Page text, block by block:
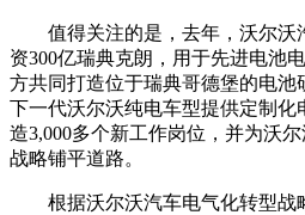
值得关注的是，去年，沃尔沃
资300亿瑞典克朗，用于先进电池
方共同打造位于瑞典哥德堡的电池
下一代沃尔沃纯电车型提供定制化
造3,000多个新工作岗位，并为沃
战略铺平道路。
根据沃尔沃汽车电气化转型